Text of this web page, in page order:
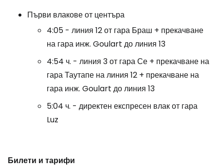
Първи влакове от центъра
4:05 - линия 12 от гара Браш + прекачване
на гара инж. Goulart до линия 13
4:54 ч. - линия 3 от гара Се + прекачване на
гара Таутапе на линия 12 + прекачване на
гара инж. Goulart до линия 13
5:04 ч. - директен експресен влак от гара
Luz
Билети и тарифи